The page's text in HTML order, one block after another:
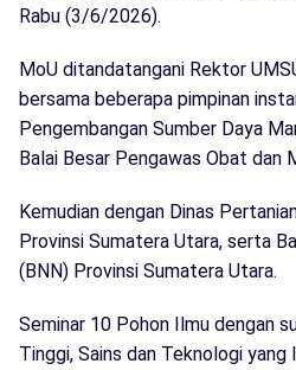
Rabu (3/6/2026).
MoU ditandatangani Rektor
bersama beberapa pimpinan
Pengembangan Sumber Daya
Balai Besar Pengawas Obat dan
Kemudian dengan Dinas
Provinsi Sumatera Utara, serta
(BNN) Provinsi Sumatera Utara.
Seminar 10 Pohon Ilmu dengan
Tinggi, Sains dan Teknologi